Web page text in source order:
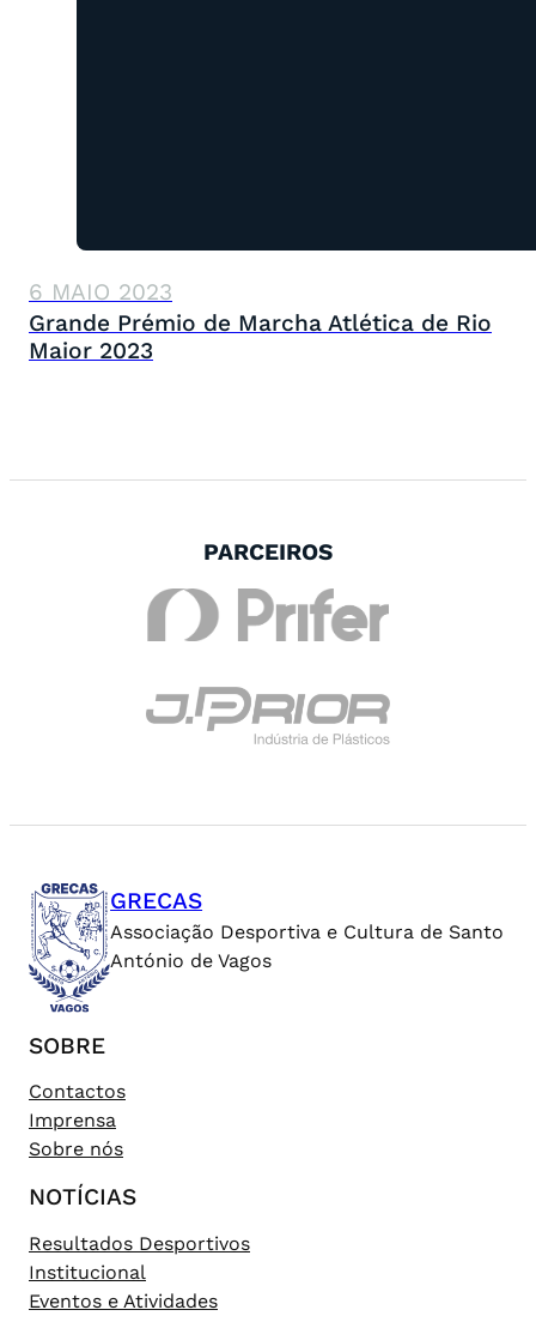
6 MAIO 2023
Grande Prémio de Marcha Atlética de Rio
Maior 2023
PARCEIROS
GRECAS
Associação Desportiva e Cultura de Santo
António de Vagos
SOBRE
Contactos
Imprensa
Sobre nós
NOTÍCIAS
Resultados Desportivos
Institucional
Eventos e Atividades